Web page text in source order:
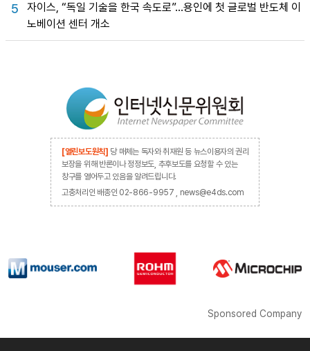
5
자이스, “독일 기술을 한국 속도로”…용인에 첫 글로벌 반도체 이
노베이션 센터 개소
[열린보도원칙] 당 매체는 독자와 취재원 등 뉴스이용자의 권리
보장을 위해 반론이나 정정보도, 추후보도를 요청할 수 있는
창구를 열어두고 있음을 알려드립니다.
고충처리인 배종인 02-866-9957 , news@e4ds.com
Sponsored Company